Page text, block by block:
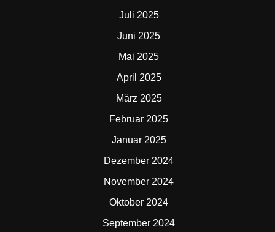
Juli 2025
Juni 2025
Mai 2025
April 2025
März 2025
Februar 2025
Januar 2025
Dezember 2024
November 2024
Oktober 2024
September 2024